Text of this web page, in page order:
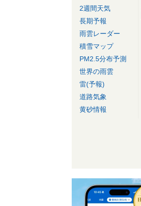
2週間天気
長期予報
雨雲レーダー
積雪マップ
PM2.5分布予測
世界の雨雲
雷(予報)
道路気象
黄砂情報